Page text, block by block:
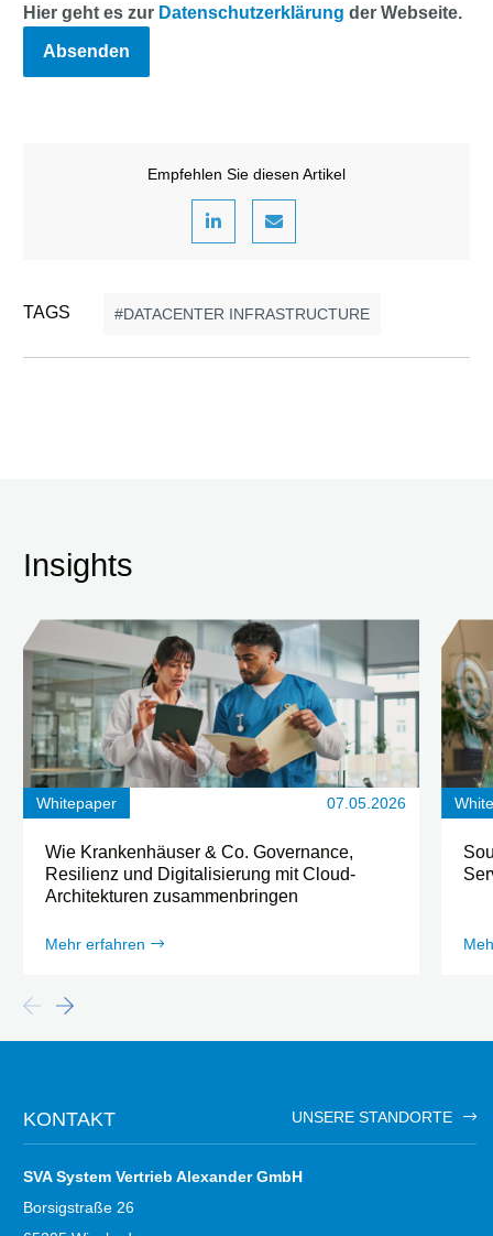
Hier geht es zur Datenschutzerklärung der Webseite.
Empfehlen Sie diesen Artikel
TAGS DATACENTER INFRASTRUCTURE
Insights
Whitepaper 07.05.2026
Wie Krankenhäuser & Co. Governance,
Resilienz und Digitalisierung mit Cloud-
Architekturen zusammenbringen
Mehr erfahren
KONTAKT UNSERE STANDORTE
SVA System Vertrieb Alexander GmbH
Borsigstraße 26